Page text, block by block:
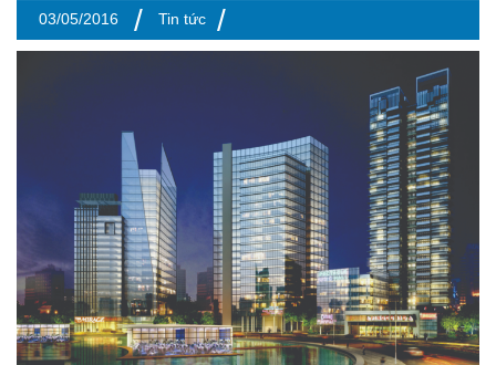
03/05/2016 / Tin tức /